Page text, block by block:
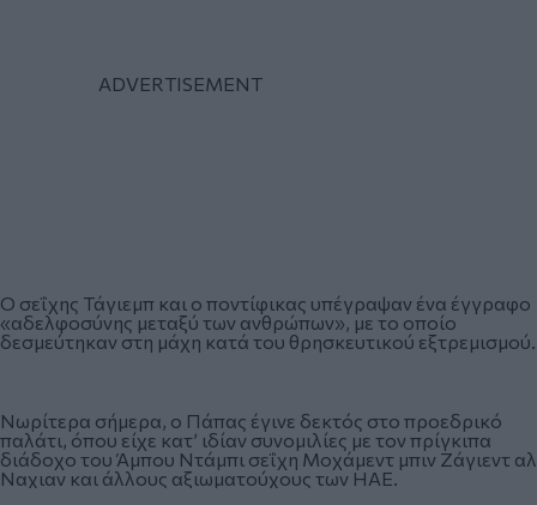
Ο σεΐχης Τάγιεμπ και ο ποντίφικας υπέγραψαν ένα έγγραφο
«αδελφοσύνης μεταξύ των ανθρώπων», με το οποίο
δεσμεύτηκαν στη μάχη κατά του θρησκευτικού εξτρεμισμού.
Νωρίτερα σήμερα, ο Πάπας έγινε δεκτός στο προεδρικό
παλάτι, όπου είχε κατ’ ιδίαν συνομιλίες με τον πρίγκιπα
διάδοχο του Άμπου Ντάμπι σεΐχη Μοχάμεντ μπιν Ζάγιεντ αλ
Ναχιαν και άλλους αξιωματούχους των ΗΑΕ.